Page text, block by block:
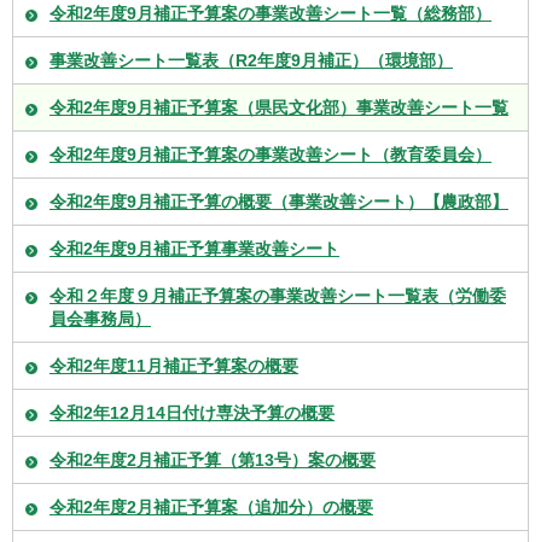
令和2年度9月補正予算案の事業改善シート一覧（総務部）
事業改善シート一覧表（R2年度9月補正）（環境部）
令和2年度9月補正予算案（県民文化部）事業改善シート一覧
令和2年度9月補正予算案の事業改善シート（教育委員会）
令和2年度9月補正予算の概要（事業改善シート）【農政部】
令和2年度9月補正予算事業改善シート
令和２年度９月補正予算案の事業改善シート一覧表（労働委
員会事務局）
令和2年度11月補正予算案の概要
令和2年12月14日付け専決予算の概要
令和2年度2月補正予算（第13号）案の概要
令和2年度2月補正予算案（追加分）の概要